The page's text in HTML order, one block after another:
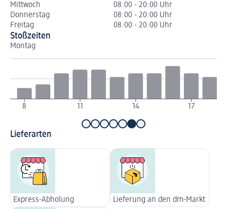
Mittwoch
08:00 - 20:00 Uhr
Donnerstag
08:00 - 20:00 Uhr
Freitag
08:00 - 20:00 Uhr
Stoßzeiten
Montag
8 11 14 17
Lieferarten
Express-Abholung Lieferung an den dm-Markt